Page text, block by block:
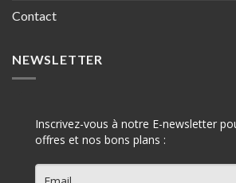
Contact
NEWSLETTER
Inscrivez-vous à notre E-newsletter
offres et nos bons plans :